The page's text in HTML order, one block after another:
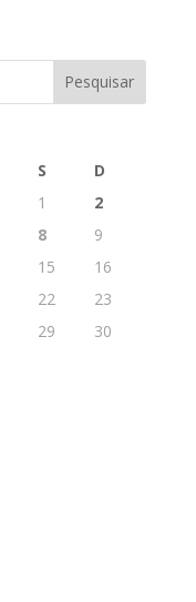
S
D
1
2
8
9
15
16
22
23
29
30